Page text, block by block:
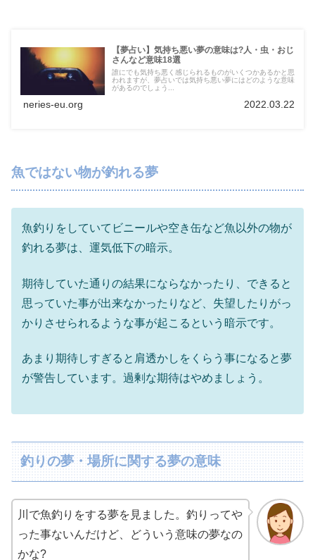
【夢占い】気持ち悪い夢の意味は?人・虫・おじ
さんなど意味18選
誰にでも気持ち悪く感じられるものがいくつかあるかと思
われますが、夢占いでは気持ち悪い夢にはどのような意味
があるのでしょう...
neries-eu.org 2022.03.22
魚ではない物が釣れる夢
魚釣りをしていてビニールや空き缶など魚以外の物が
釣れる夢は、運気低下の暗示。
期待していた通りの結果にならなかったり、できると
思っていた事が出来なかったりなど、失望したりがっ
かりさせられるような事が起こるという暗示です。
あまり期待しすぎると肩透かしをくらう事になると夢
が警告しています。過剰な期待はやめましょう。
釣りの夢・場所に関する夢の意味
川で魚釣りをする夢を見ました。釣りってや
った事ないんだけど、どういう意味の夢なの
かな?